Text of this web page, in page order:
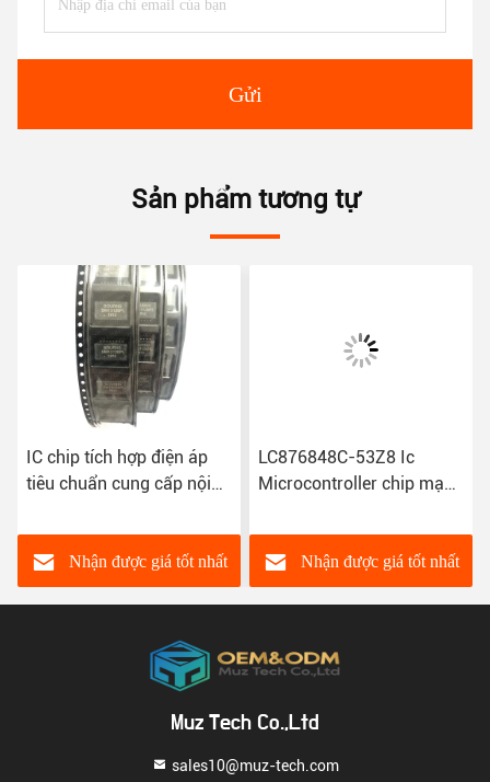
Gửi
Sản phẩm tương tự
IC chip tích hợp điện áp
tiêu chuẩn cung cấp nội
Nhận được giá tốt nhất
LC876848C-53Z8 Ic
Microcontroller chip mạch
Nhận được giá tốt nhất
Muz Tech Co.,Ltd
sales10@muz-tech.com